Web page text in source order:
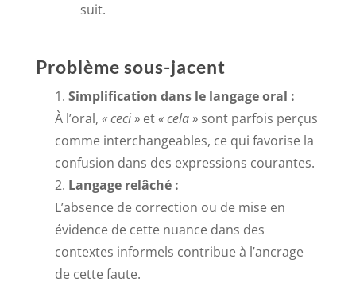
suit.
Problème sous-jacent
Simplification dans le langage oral :
À l’oral, « ceci »et« cela »sont parfois perçus
comme interchangeables, ce qui favorise la
confusion dans des expressions courantes.
Langage relâché :
L’absence de correction ou de mise en
évidence de cette nuance dans des
contextes informels contribue à l’ancrage
de cette faute.